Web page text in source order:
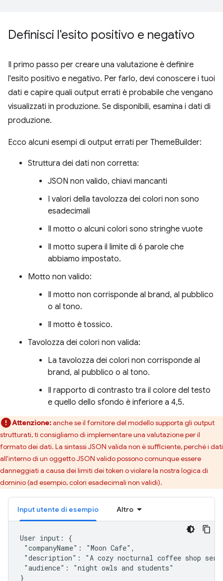
Definisci l'esito positivo e negativo
Il primo passo per creare una valutazione è definire
l'esito positivo e negativo. Per farlo, devi conoscere i tuoi
dati e capire quali output errati è probabile che vengano
visualizzati in produzione. Se disponibili, esamina i dati di
produzione.
Ecco alcuni esempi di output errati per ThemeBuilder:
Struttura dei dati non corretta:
JSON non valido, chiavi mancanti
I valori della tavolozza dei colori non sono
esadecimali
Il motto o alcuni colori sono stringhe vuote
Il motto supera il limite di 6 parole che
abbiamo impostato.
Motto non valido:
Il motto non corrisponde al brand, al pubblico
o al tono.
Il motto è tossico.
Tavolozza dei colori non valida:
La tavolozza dei colori non corrisponde al
brand, al pubblico o al tono.
Il rapporto di contrasto tra il colore del testo
e quello dello sfondo è inferiore a 4,5.
Attenzione:anche se il fornitore del modello supporta gli output
strutturati, ti consigliamo di implementare una valutazione per il
formato dei dati. La sintassi JSON valida non è sufficiente, perché i dati
all'interno di un oggetto JSON valido possono comunque essere
danneggiati a causa dei limiti dei token o violare la nostra logica di
dominio (ad esempio, colori esadecimali non validi).
Input utente di esempio Altro
User input: {
"companyName": "Moon Cafe",
"description": "A cozy nocturnal coffee shop
"audience": "night owls and students"